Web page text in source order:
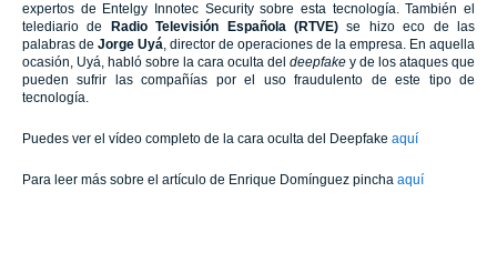
expertos de Entelgy Innotec Security sobre esta tecnología. También el
telediario de
Radio Televisión Española (RTVE)se hizo eco de las
palabras de Jorge Uyá, director de operaciones de la empresa. En aquella
ocasión, Uyá, habló sobre la cara oculta del deepfake y de los ataques que
pueden sufrir las compañías por el uso fraudulento de este tipo de
tecnología.
Puedes ver el vídeo completo de la cara oculta del Deepfake aquí
Para leer más sobre el artículo de Enrique Domínguez pincha aquí